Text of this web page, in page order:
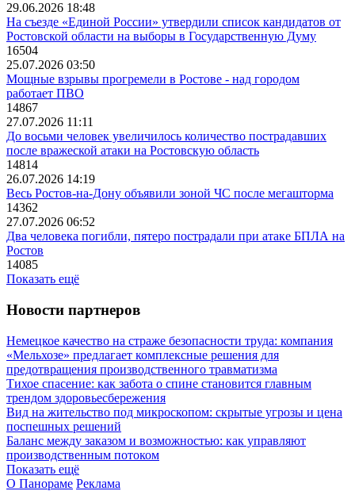
29.06.2026 18:48
На съезде «Единой России» утвердили список кандидатов от
Ростовской области на выборы в Государственную Думу
16504
25.07.2026 03:50
Мощные взрывы прогремели в Ростове - над городом
работает ПВО
14867
27.07.2026 11:11
До восьми человек увеличилось количество пострадавших
после вражеской атаки на Ростовскую область
14814
26.07.2026 14:19
Весь Ростов-на-Дону объявили зоной ЧС после мегашторма
14362
27.07.2026 06:52
Два человека погибли, пятеро пострадали при атаке БПЛА на
Ростов
14085
Показать ещё
Новости партнеров
Немецкое качество на страже безопасности труда: компания
«Мельхозе» предлагает комплексные решения для
предотвращения производственного травматизма
Тихое спасение: как забота о спине становится главным
трендом здоровьесбережения
Вид на жительство под микроскопом: скрытые угрозы и цена
поспешных решений
Баланс между заказом и возможностью: как управляют
производственным потоком
Показать ещё
О Панораме Реклама